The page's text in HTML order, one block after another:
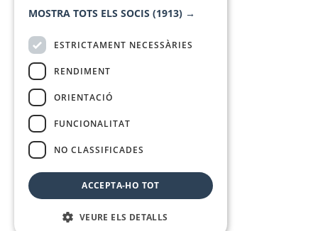
MOSTRA TOTS ELS SOCIS (1913) →
ESTRICTAMENT NECESSÀRIES
RENDIMENT
ORIENTACIÓ
FUNCIONALITAT
NO CLASSIFICADES
ACCEPTA-HO TOT
VEURE ELS DETALLS